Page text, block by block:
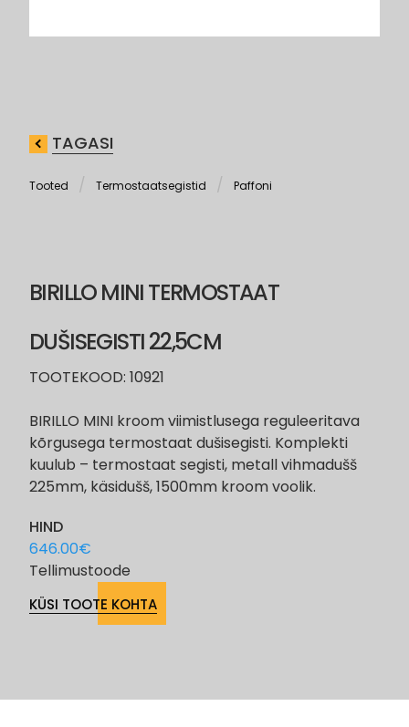
TAGASI
Tooted Termostaatsegistid Paffoni
BIRILLO MINI TERMOSTAAT
DUŠISEGISTI 22,5CM
TOOTEKOOD: 10921
BIRILLO MINI kroom viimistlusega reguleeritava
kõrgusega termostaat dušisegisti. Komplekti
kuulub – termostaat segisti, metall vihmadušš
225mm, käsidušš, 1500mm kroom voolik.
HIND
646.00€
Tellimustoode
KÜSI TOOTE KOHTA